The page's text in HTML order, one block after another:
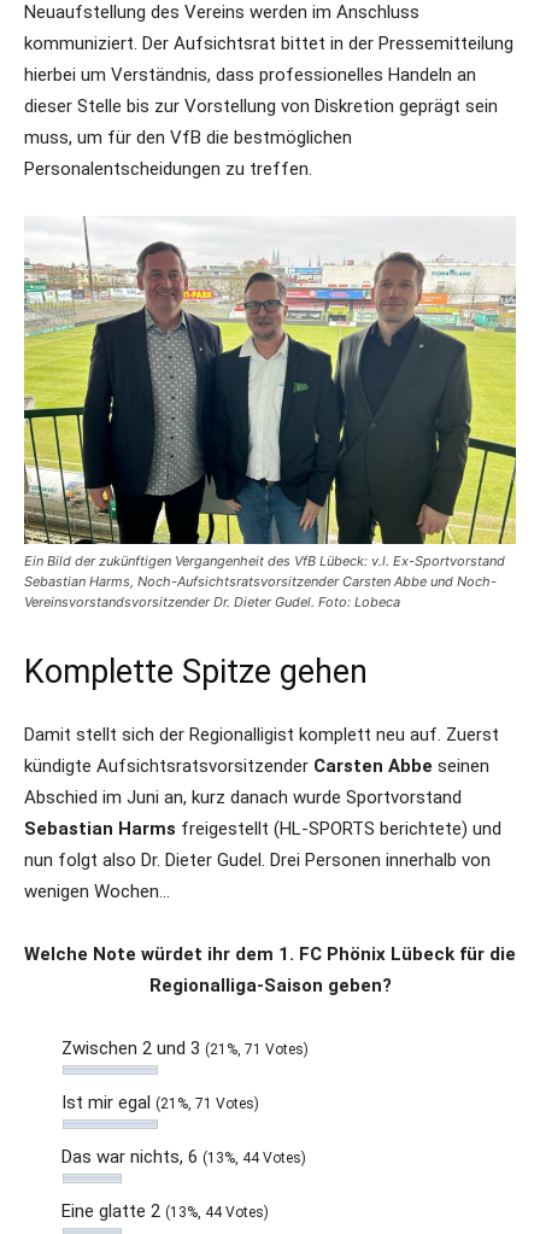
Neuaufstellung des Vereins werden im Anschluss
kommuniziert. Der Aufsichtsrat bittet in der Pressemitteilung
hierbei um Verständnis, dass professionelles Handeln an
dieser Stelle bis zur Vorstellung von Diskretion geprägt sein
muss, um für den VfB die bestmöglichen
Personalentscheidungen zu treffen.
Ein Bild der zukünftigen Vergangenheit des VfB Lübeck: v.l. Ex-Sportvorstand
Sebastian Harms, Noch-Aufsichtsratsvorsitzender Carsten Abbe und Noch-
Vereinsvorstandsvorsitzender Dr. Dieter Gudel. Foto: Lobeca
Komplette Spitze gehen
Damit stellt sich der Regionalligist komplett neu auf. Zuerst
kündigte Aufsichtsratsvorsitzender Carsten Abbe seinen
Abschied im Juni an, kurz danach wurde Sportvorstand
Sebastian Harms freigestellt (HL-SPORTS berichtete) und
nun folgt also Dr. Dieter Gudel. Drei Personen innerhalb von
wenigen Wochen…
Welche Note würdet ihr dem 1. FC Phönix Lübeck für die
Regionalliga-Saison geben?
Zwischen 2 und 3 (21%, 71 Votes)
Ist mir egal (21%, 71 Votes)
Das war nichts, 6 (13%, 44 Votes)
Eine glatte 2 (13%, 44 Votes)